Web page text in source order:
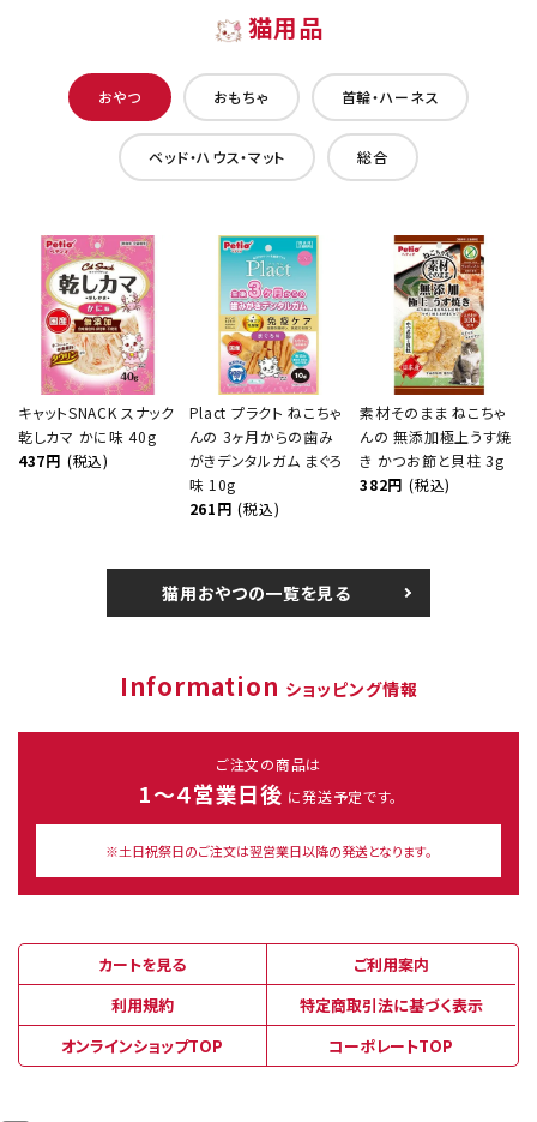
猫用品
おやつ おもちゃ 首輪・ハーネス
ベッド・ハウス・マット 総合
キャットSNACK スナック
乾しカマ かに味 40g
437円 (税込)
Plact プラクト ねこちゃ
んの 3ヶ月からの歯み
がきデンタルガム まぐろ
味 10g
261円 (税込)
素材そのまま ねこちゃ
んの 無添加極上うす焼
き かつお節と貝柱 3g
382円 (税込)
猫用おやつの一覧を見る
Information ショッピング情報
ご注文の商品は
1～４営業日後 に発送予定です。
※土日祝祭日のご注文は翌営業日以降の発送となります。
カートを見る
ご利用案内
利用規約
特定商取引法に基づく表示
オンラインショップTOP
コーポレートTOP